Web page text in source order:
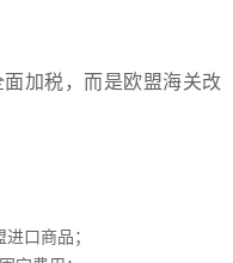
加税，而是欧盟海关改
口商品；